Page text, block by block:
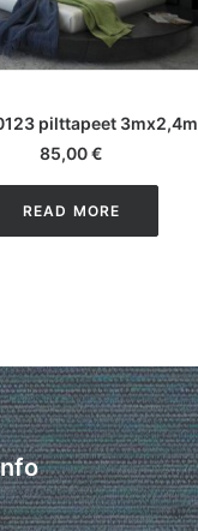
pilttapeet 3mx2,4m
85,00€
READ MORE